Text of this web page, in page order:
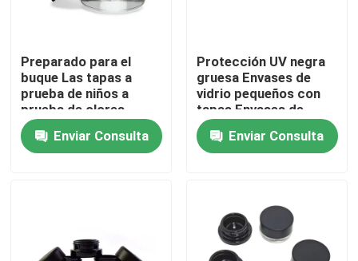
Preparado para el
buque Las tapas a
prueba de niños a
prueba de olores
Vidrio pequeño
Concentrado Jarrones
de aceite de flores al
Enviar Consulta
Protección UV negra
gruesa Envases de
vidrio pequeños con
tapas Envases de
concentrado de 5 ml
Enviar Consulta